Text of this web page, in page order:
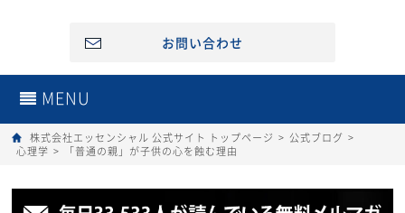
お問い合わせ
MENU
株式会社エッセンシャル 公式サイト トップページ > 公式ブログ >
心理学 > 「普通の親」が子供の心を蝕む理由